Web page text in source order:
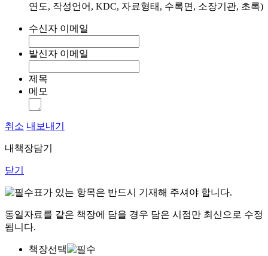
연도, 작성언어, KDC, 자료형태, 수록면, 소장기관, 초록)
수신자 이메일
발신자 이메일
제목
메모
취소 내보내기
내책장담기
닫기
표가 있는 항목은 반드시 기재해 주셔야 합니다.
동일자료를 같은 책장에 담을 경우 담은 시점만 최신으로 수정
됩니다.
책장선택